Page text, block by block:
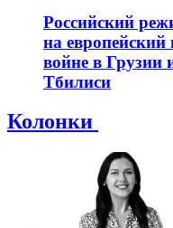
Российский
на
войне в Грузии
Тбилиси
Колонки